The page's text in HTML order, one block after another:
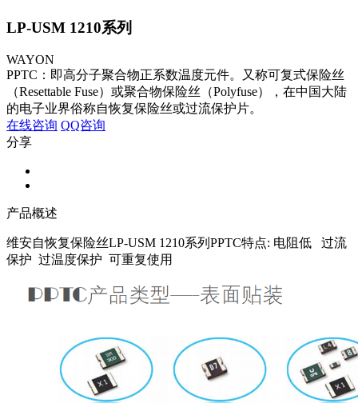
LP-USM 1210系列
WAYON
PPTC：即高分子聚合物正系数温度元件。又称可复式保险丝
（Resettable Fuse）或聚合物保险丝（Polyfuse），在中国大陆
的电子业界俗称自恢复保险丝或过流保护片。
在线咨询 QQ咨询
分享
产品概述
维安自恢复保险丝LP-USM 1210系列PPTC特点: 电阻低 过流
保护 过温度保护 可重复使用